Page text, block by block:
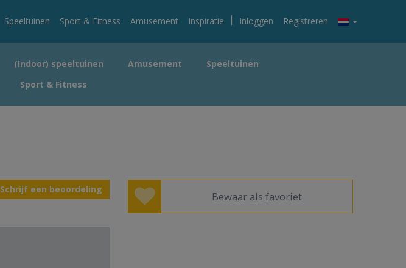
Speeltuinen Sport & Fitness Amusement Inspiratie | Inloggen Registreren
(Indoor) speeltuinen Amusement
Speeltuinen
Sport & Fitness
Schrijf een beoordeling
Bewaar als favoriet